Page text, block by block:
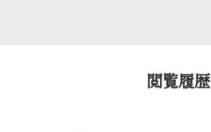
閲覧履歴